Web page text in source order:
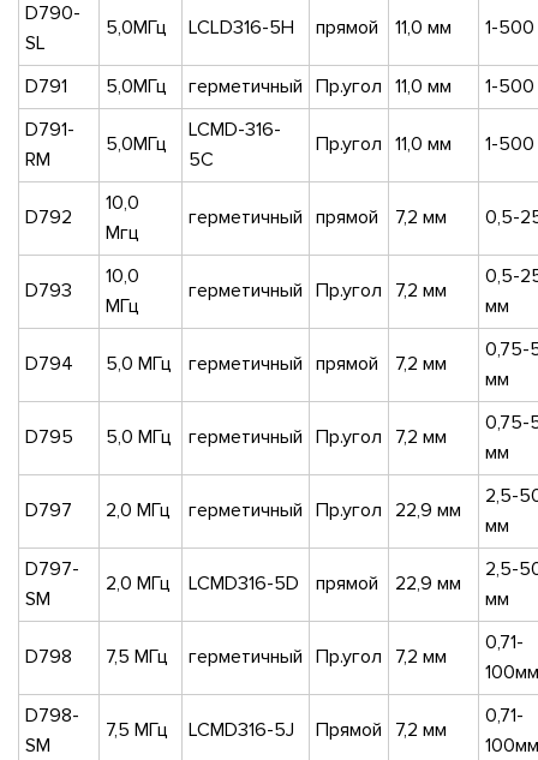
D790-
SL
5,0МГц LCLD316-5H прямой 11,0 мм 1-
D791 5,0МГц герметичный Пр.угол 11,0 мм
1-
D791-
RM
5,0МГц
LCMD-316-
5C
Пр.угол 11,0 мм 1-
D792
10,0
Мгц
герметичный прямой 7,2 мм 0,5-
D793
10,0
МГц
герметичный Пр.угол 7,2 мм
0,5-
мм
D794 5,0 МГц герметичный прямой 7,2 мм
0,75-
мм
D795 5,0 МГц герметичный Пр.угол 7,2 мм
0,75-
мм
D797 2,0 МГц герметичный Пр.угол 22,9 мм
2,5-
мм
D797-
SM
2,0 МГц LCMD316-5D прямой 22,9 мм
2,5-
мм
D798 7,5 МГц герметичный Пр.угол 7,2 мм
0,71-
100мм
D798-
SM
7,5 МГц LCMD316-5J Прямой 7,2 мм
0,71-
100мм